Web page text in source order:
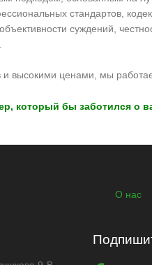
стандартов,
суждений,
и высокими ценами, мы
который бы заботился
О нас